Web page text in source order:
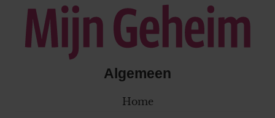
Algemeen
Home